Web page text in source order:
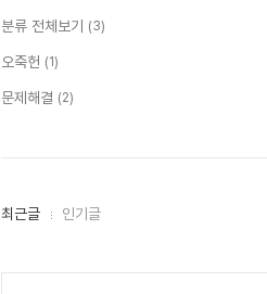
분류 전체보기 (3)
오죽헌 (1)
문제해결 (2)
최
최근글 인기글